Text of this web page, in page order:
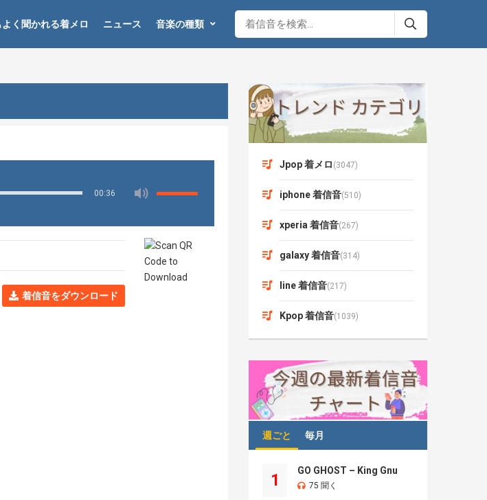
く聞かれる着メロ ニュース 音楽の種類
00:36
着信音をダウンロード
Jpop 着メロ (3047)
iphone 着信音(510)
xperia 着信音(267)
galaxy 着信音(314)
line 着信音(217)
Kpop 着信音(1039)
週ごと 毎月
1
GO GHOST – King Gnu
75 聞く